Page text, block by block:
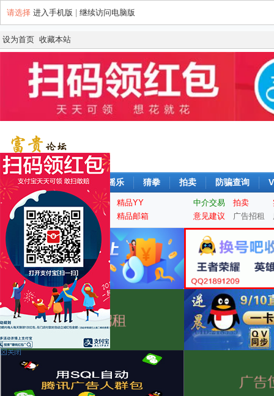
请选择 进入手机版 继续访问电脑版
设为首页 收藏本站
论坛 签到 每日摇摇乐 猜拳 拍卖 防骗查询
实名认证 精品QQ
精品YY
手机靓号
游戏大区 精品邮箱
中介交易 拍卖
意见建议
广告招租